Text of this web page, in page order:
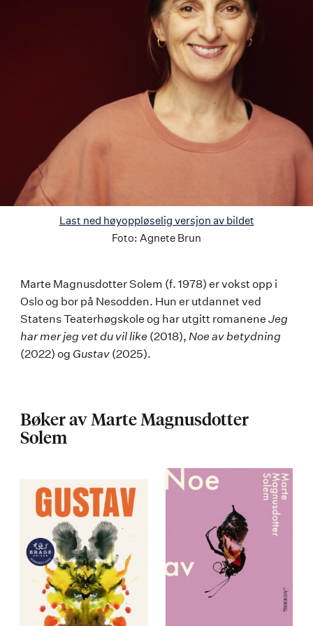
Last ned høyoppløselig versjon av bildet
Foto: Agnete Brun
Marte
Magnusdotter
Solem
Marte Magnusdotter Solem (f. 1978) er vokst opp i
Oslo og bor på Nesodden. Hun er utdannet ved
Statens Teaterhøgskole og har utgitt romanene Jeg
har mer jeg vet du vil like (2018), Noe av betydning
(2022) og Gustav (2025).
Bøker av Marte Magnusdotter
Solem